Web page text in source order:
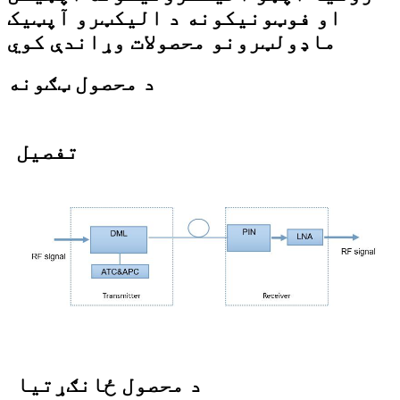
او فوټونیکونه د الیکټرو آپټیک
ماډولټرونو محصولات وړاندې کوي
د محصول ټګونه
تفصیل
د محصول ځانګړتیا